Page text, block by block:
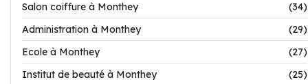
Salon coiffure à Monthey
(34)
Administration à Monthey
(29)
Ecole à Monthey
(27)
Institut de beauté à Monthey
(25)